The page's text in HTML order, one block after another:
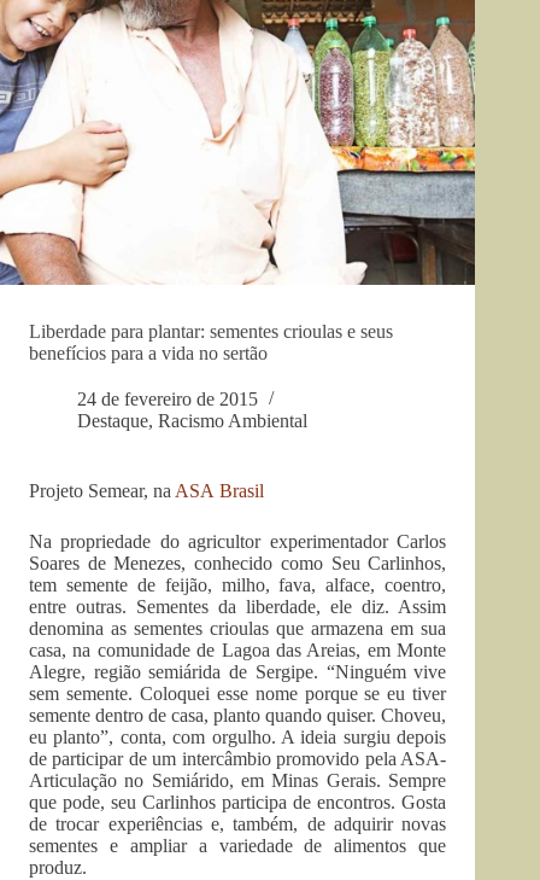
Liberdade para plantar: sementes crioulas e seus
benefícios para a vida no sertão
24 de fevereiro de 2015
Destaque, Racismo Ambiental
Projeto Semear, na ASA Brasil
Na propriedade do agricultor experimentador Carlos
Soares de Menezes, conhecido como Seu Carlinhos,
tem semente de feijão, milho, fava, alface, coentro,
entre outras. Sementes da liberdade, ele diz. Assim
denomina as sementes crioulas que armazena em sua
casa, na comunidade de Lagoa das Areias, em Monte
Alegre, região semiárida de Sergipe. “Ninguém vive
sem semente. Coloquei esse nome porque se eu tiver
semente dentro de casa, planto quando quiser. Choveu,
eu planto”, conta, com orgulho. A ideia surgiu depois
de participar de um intercâmbio promovido pela ASA-
Articulação no Semiárido, em Minas Gerais. Sempre
que pode, seu Carlinhos participa de encontros. Gosta
de trocar experiências e, também, de adquirir novas
sementes e ampliar a variedade de alimentos que
produz.